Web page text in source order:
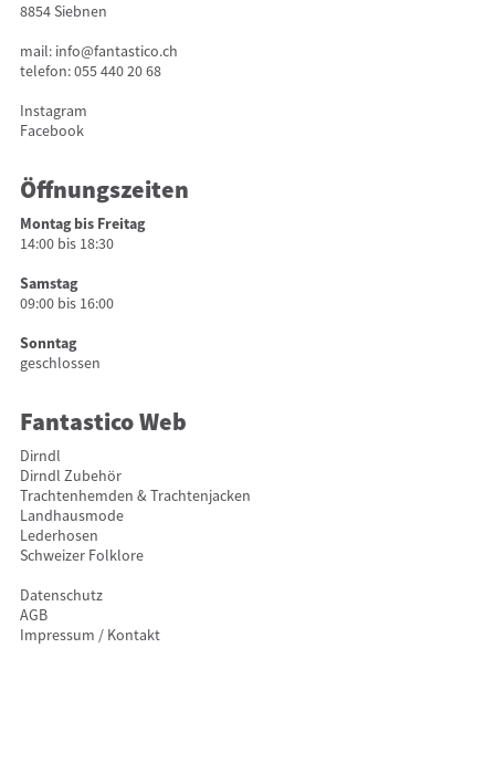
8854 Siebnen
mail: info@fantastico.ch
telefon:055 440 20 68
Instagram
Facebook
Öffnungszeiten
Montag bis Freitag
14:00 bis 18:30
Samstag
09:00 bis 16:00
Sonntag
geschlossen
Fantastico Web
Dirndl
Dirndl Zubehör
Trachtenhemden & Trachtenjacken
Landhausmode
Lederhosen
Schweizer Folklore
Datenschutz
AGB
Impressum / Kontakt